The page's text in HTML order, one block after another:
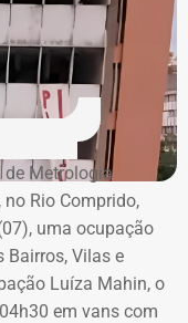
com o objetivo
financeira
Metrologia
Rio Comprido,
uma ocupação
Bairros, Vilas e
Luíza Mahin, o
em vans com